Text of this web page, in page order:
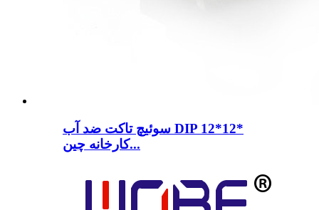
سوئیچ تاکت ضد آب DIP 12*12*
کارخانه چین...